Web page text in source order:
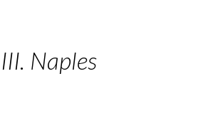
III. Naples